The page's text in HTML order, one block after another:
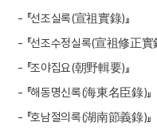
- 『선조실록(宣祖實錄)』
- 『선조수정실록(宣祖修正實
- 『조야집요(朝野輯要)』
- 『해동명신록(海東名臣錄)』
- 『호남절의록(湖南節義錄)』